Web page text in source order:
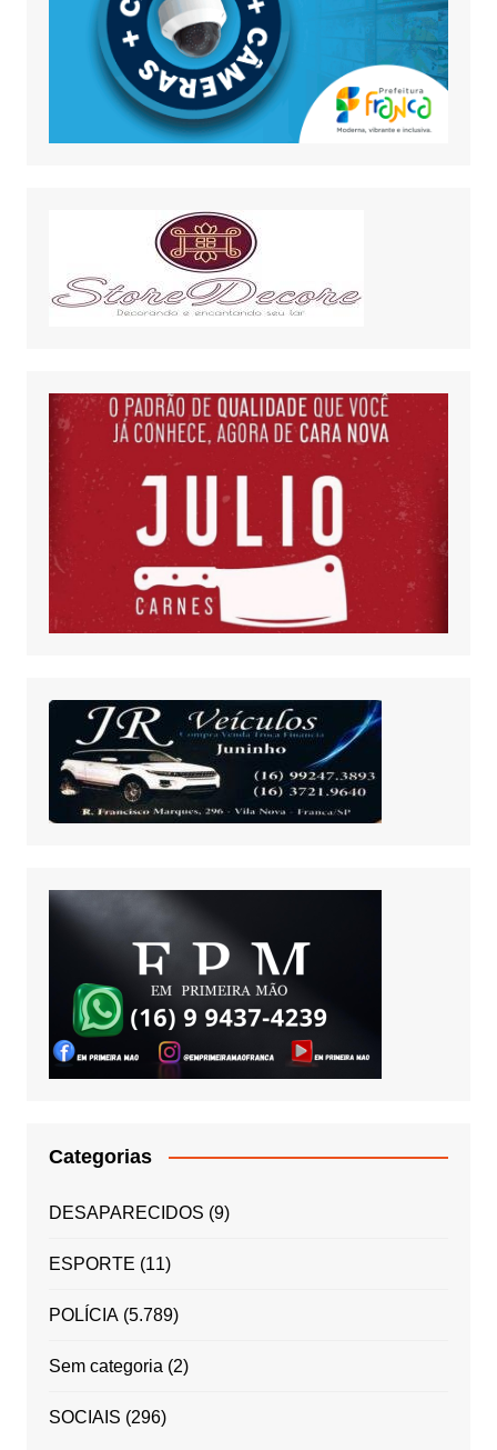
Categorias
DESAPARECIDOS (9)
ESPORTE (11)
POLÍCIA(5.789)
Sem categoria (2)
SOCIAIS (296)